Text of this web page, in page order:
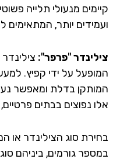
מנעולי תלייה פשוטים
יותר, המתאימים
"פרפר":צילינדר
על ידי קפיץ. למעשה,
בדלת ומאפשר נעילה
נפוצים בבתים פרטיים, בתי
סוג הצילינדר או
גורמים, ביניהם סוג